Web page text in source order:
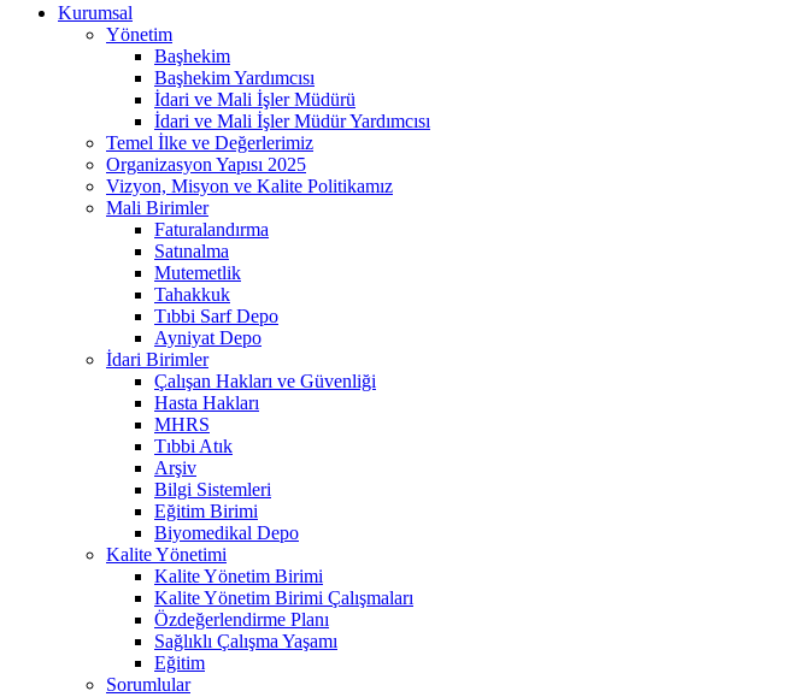
Kurumsal
Yönetim
Başhekim
Başhekim Yardımcısı
İdari ve Mali İşler Müdürü
İdari ve Mali İşler Müdür Yardımcısı
Temel İlke ve Değerlerimiz
Organizasyon Yapısı 2025
Vizyon, Misyon ve Kalite Politikamız
Mali Birimler
Faturalandırma
Satınalma
Mutemetlik
Tahakkuk
Tıbbi Sarf Depo
Ayniyat Depo
İdari Birimler
Çalışan Hakları ve Güvenliği
Hasta Hakları
MHRS
Tıbbi Atık
Arşiv
Bilgi Sistemleri
Eğitim Birimi
Biyomedikal Depo
Kalite Yönetimi
Kalite Yönetim Birimi
Kalite Yönetim Birimi Çalışmaları
Özdeğerlendirme Planı
Sağlıklı Çalışma Yaşamı
Eğitim
Sorumlular